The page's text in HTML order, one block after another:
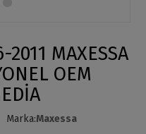
2011 MAXESSA
OEM
Marka:Maxessa